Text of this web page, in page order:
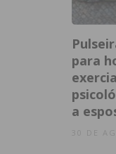
para
a
30 DE